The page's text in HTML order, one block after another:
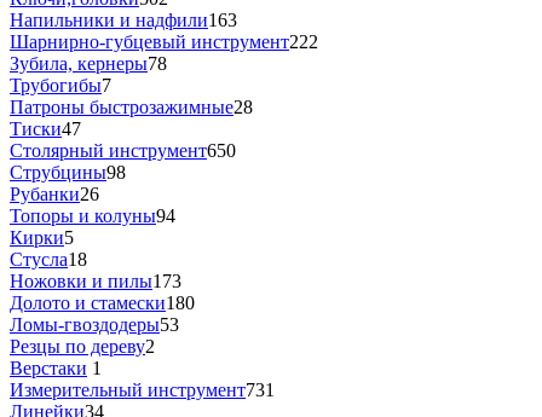
Напильники и надфили163
Шарнирно-губцевый инструмент222
Зубила, кернеры78
Трубогибы7
Патроны быстрозажимные28
Тиски47
Столярный инструмент650
Струбцины98
Рубанки26
Топоры и колуны94
Кирки5
Стусла18
Ножовки и пилы173
Долото и стамески180
Ломы-гвоздодеры53
Резцы по дереву2
Верстаки 1
Измерительный инструмент731
Линейки34